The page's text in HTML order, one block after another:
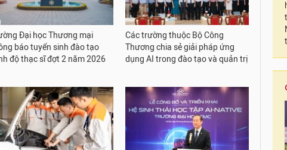
Đại học Thương mại
báo tuyển sinh đào tạo
độ thạc sĩ đợt 2 năm 2026
Các trường thuộc Bộ Công
Thương chia sẻ giải pháp ứng
dụng AI trong đào tạo và quản trị